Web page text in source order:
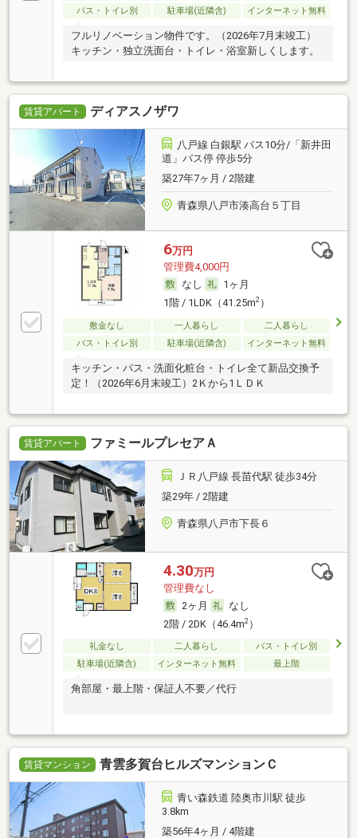
バス・トイレ別
駐車場(近隣含) インターネット無料
フルリノベーション物件です。（2026年7月末竣工）
キッチン・独立洗面台・トイレ・浴室新しくします。
賃貸アパート ディアスノザワ
八戸線 白銀駅 バス10分/「新井田
道」バス停 停歩5分
築27年7ヶ月 / 2階建
青森県八戸市湊高台５丁目
6万円
管理費4,000円
なし
1ヶ月
1階 / 1LDK（41.25m2）
敷金なし 一人暮らし
二人暮らし
バス・トイレ別
駐車場(近隣含) インターネット無料
キッチン・バス・洗面化粧台・トイレ全て新品交換予
定！（2026年6月末竣工）2Ｋから1ＬＤＫ
賃貸アパート ファミールプレセアＡ
ＪＲ八戸線 長苗代駅 徒歩34分
築29年 / 2階建
青森県八戸市下長６
4.30万円
管理費なし
2ヶ月
なし
2階 / 2DK（46.4m2）
礼金なし 二人暮らし
バス・トイレ別
駐車場(近隣含)
インターネット無料 最上階
角部屋・最上階・保証人不要／代行
賃貸マンション 青雲多賀台ヒルズマンションＣ
青い森鉄道 陸奥市川駅 徒歩
3.8km
築56年4ヶ月 / 4階建